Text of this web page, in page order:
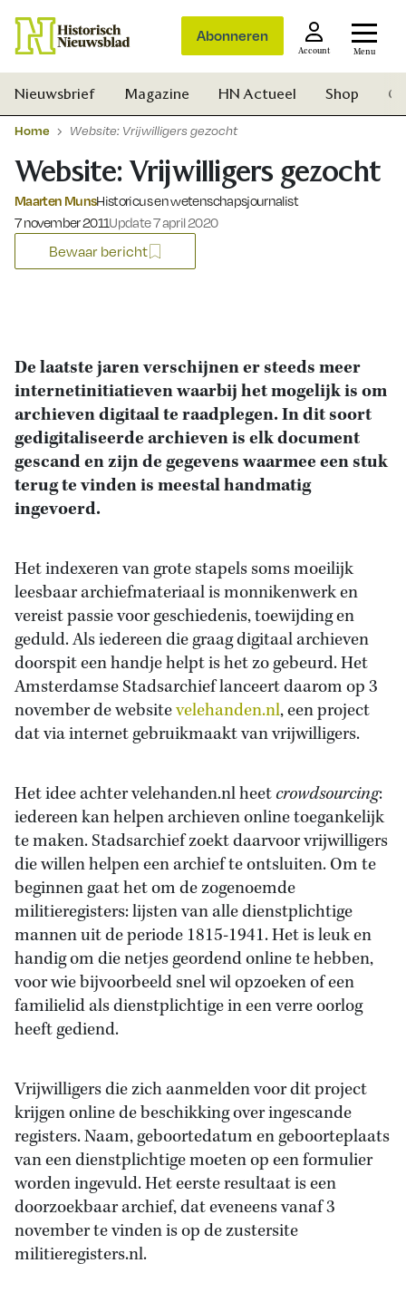
Abonneren
Account Menu
Zoek
Nieuwsbrief Magazine HN Actueel Shop
Home Website: Vrijwilligers gezocht
Website: Vrijwilligers gezocht
Maarten MunsHistoricus en wetenschapsjournalist
Gepubliceerd op:
7 november 2011Update 7 april 2020
Bewaar bericht
De laatste jaren verschijnen er steeds meer
internetinitiatieven waarbij het mogelijk is om
archieven digitaal te raadplegen. In dit soort
gedigitaliseerde archieven is elk document
gescand en zijn de gegevens waarmee een stuk
terug te vinden is meestal handmatig
ingevoerd.
Het indexeren van grote stapels soms moeilijk
leesbaar archiefmateriaal is monnikenwerk en
vereist passie voor geschiedenis, toewijding en
geduld. Als iedereen die graag digitaal archieven
doorspit een handje helpt is het zo gebeurd. Het
Amsterdamse Stadsarchief lanceert daarom op 3
november de websitevelehanden.nl, een project
dat via internet gebruikmaakt van vrijwilligers.
Het idee achter velehanden.nl heetcrowdsourcing:
iedereen kan helpen archieven online toegankelijk
te maken. Stadsarchief zoekt daarvoor vrijwilligers
die willen helpen een archief te ontsluiten. Om te
beginnen gaat het om de zogenoemde
militieregisters: lijsten van alle dienstplichtige
mannen uit de periode 1815-1941. Het is leuk en
handig om die netjes geordend online te hebben,
voor wie bijvoorbeeld snel wil opzoeken of een
familielid als dienstplichtige in een verre oorlog
heeft gediend.
Vrijwilligers die zich aanmelden voor dit project
krijgen online de beschikking over ingescande
registers. Naam, geboortedatum en geboorteplaats
van een dienstplichtige moeten op een formulier
worden ingevuld. Het eerste resultaat is een
doorzoekbaar archief, dat eveneens vanaf 3
november te vinden is op de zustersite
militieregisters.nl.